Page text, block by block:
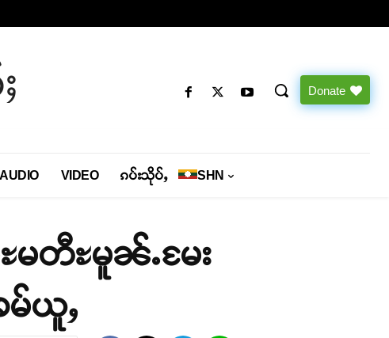
Donate
AUDIO VIDEO ၵပ်းသိုပ်ႇ SHN
မတီႊမူၼ်ႉမႄး
မ်ယူႇ